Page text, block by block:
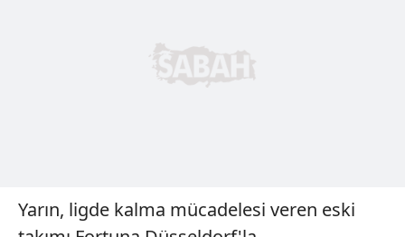
Yarın, ligde kalma mücadelesi veren eski